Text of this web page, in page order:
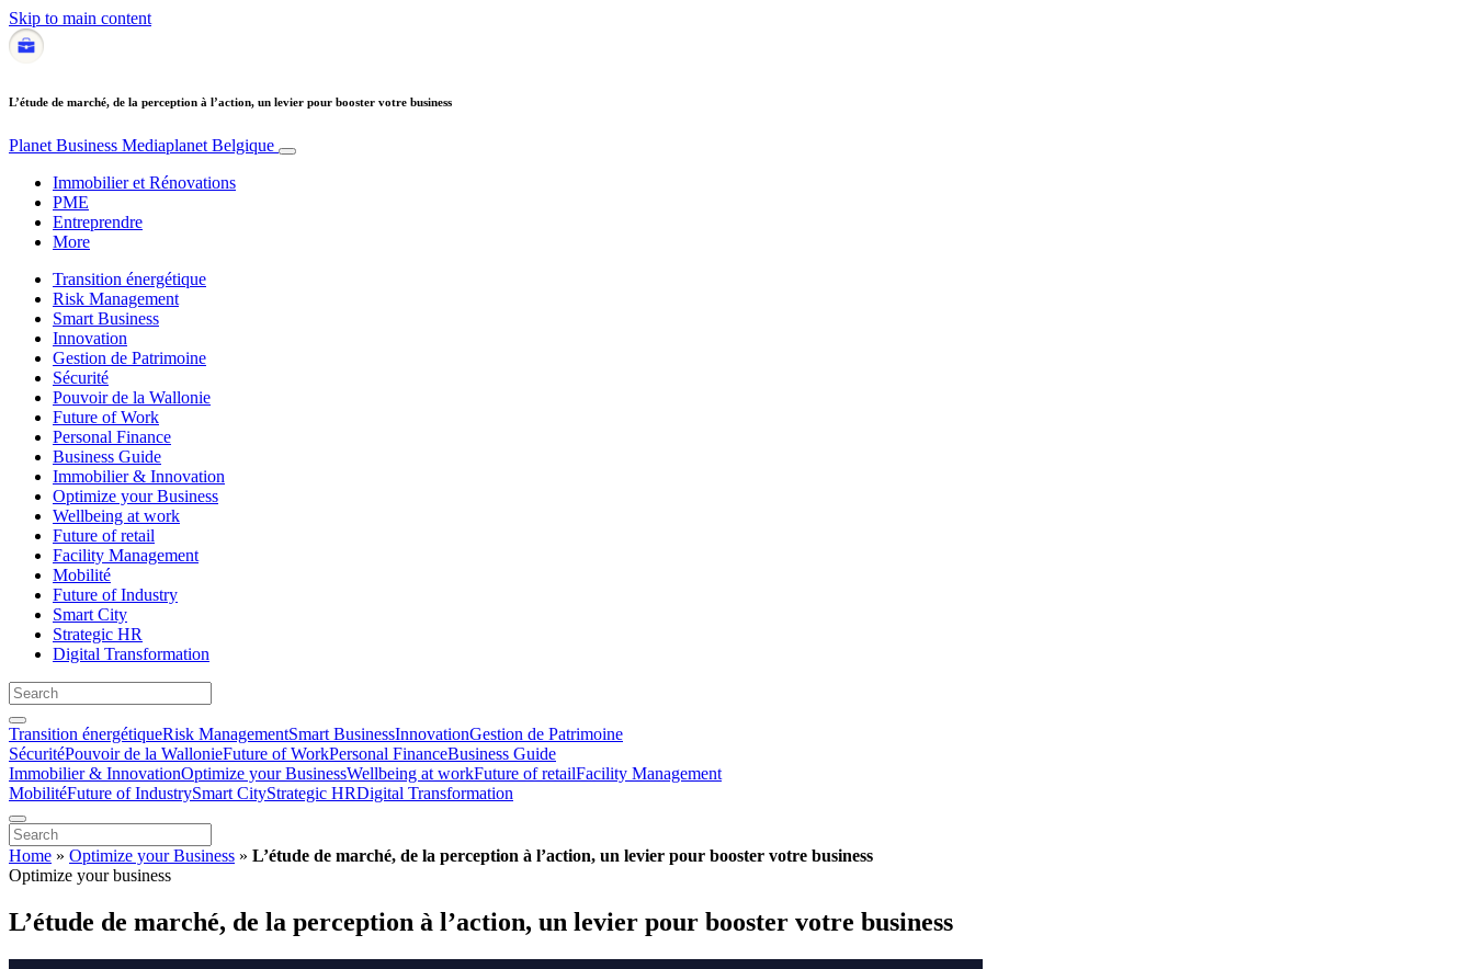
Skip to main content
L’étude de marché, de la perception à l’action, un levier pour booster votre business
Planet Business Mediaplanet Belgique
Immobilier et Rénovations
PME
Entreprendre
More
Transition énergétique
Risk Management
Smart Business
Innovation
Gestion de Patrimoine
Sécurité
Pouvoir de la Wallonie
Future of Work
Personal Finance
Business Guide
Immobilier & Innovation
Optimize your Business
Wellbeing at work
Future of retail
Facility Management
Mobilité
Future of Industry
Smart City
Strategic HR
Digital Transformation
Transition énergétiqueRisk ManagementSmart BusinessInnovationGestion de Patrimoine
SécuritéPouvoir de la WallonieFuture of WorkPersonal FinanceBusiness Guide
Immobilier & InnovationOptimize your BusinessWellbeing at workFuture of retailFacility Management
MobilitéFuture of IndustrySmart CityStrategic HRDigital Transformation
Home » Optimize your Business » L’étude de marché, de la perception à l’action, un levier pour booster votre business
Optimize your business
L’étude de marché, de la perception à l’action, un levier pour booster votre business